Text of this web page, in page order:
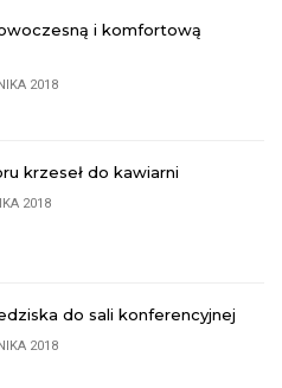
i komfortową
2018
krzeseł do kawiarni
2018
do sali konferencyjnej
2018